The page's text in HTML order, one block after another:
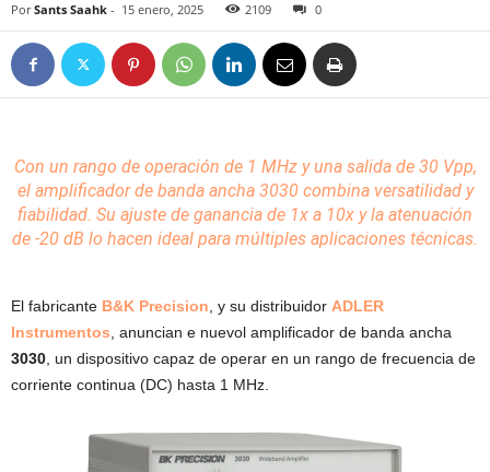
Por Sants Saahk - 15 enero, 2025 2109 0
Con un rango de operación de 1 MHz y una salida de 30 Vpp,
el amplificador de banda ancha 3030 combina versatilidad y
fiabilidad. Su ajuste de ganancia de 1x a 10x y la atenuación
de -20 dB lo hacen ideal para múltiples aplicaciones técnicas.
El fabricante B&K Precision , y su distribuidor ADLER
Instrumentos , anuncian e nuevol amplificador de banda ancha
3030 , un dispositivo capaz de operar en un rango de frecuencia de
corriente continua (DC) hasta 1 MHz.